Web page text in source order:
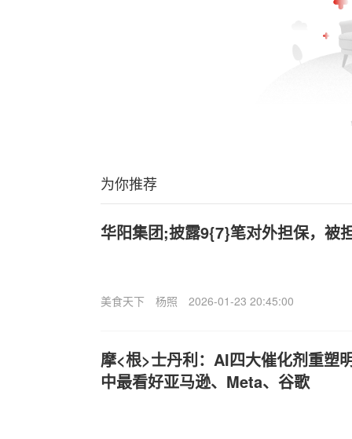
为你推荐
华阳集团;披露9{7}笔对外担保，被
美食天下 杨照 2026-01-23 20:45:00
摩<根>士丹利：AI四大催化剂重塑
中最看好亚马逊、Meta、谷歌